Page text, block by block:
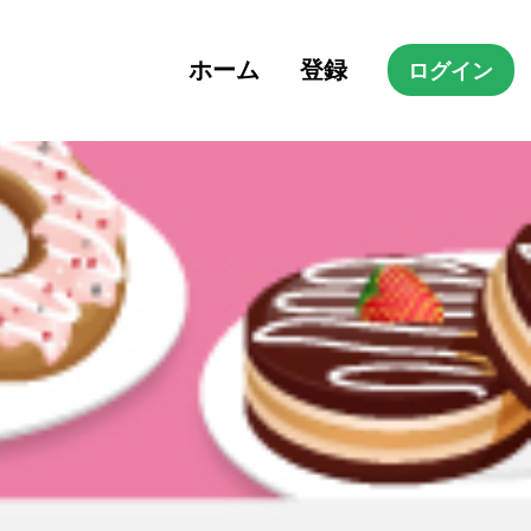
ホーム 登録 ログイン